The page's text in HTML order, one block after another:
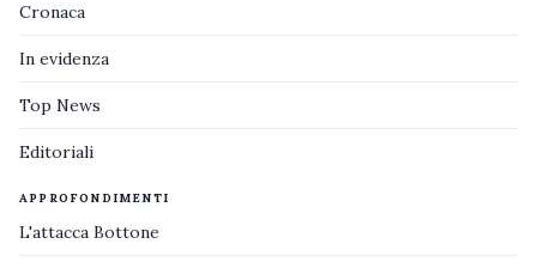
Cronaca
In evidenza
Top News
Editoriali
APPROFONDIMENTI
L'attacca Bottone